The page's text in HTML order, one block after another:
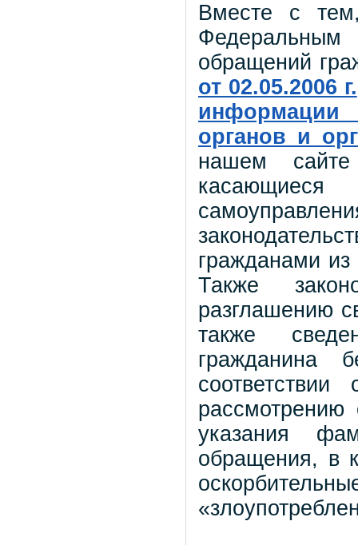
Вместе с
обращений
от 02.05.2006 г.
информации
органов и
нашем
гражданами из
Также
разглашению
также
гражданина
рассмотрению
указания
обращения, в